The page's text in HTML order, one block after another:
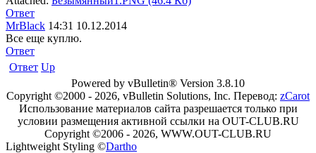
Ответ
MrBlack 14:31 10.12.2014
Все еще куплю.
Ответ
Ответ Up
Powered by vBulletin® Version 3.8.10
Copyright ©2000 - 2026, vBulletin Solutions, Inc. Перевод: zCarot
Использование материалов сайта разрешается только при
условии размещения активной ссылки на OUT-CLUB.RU
Copyright ©2006 - 2026, WWW.OUT-CLUB.RU
Lightweight Styling ©Dartho